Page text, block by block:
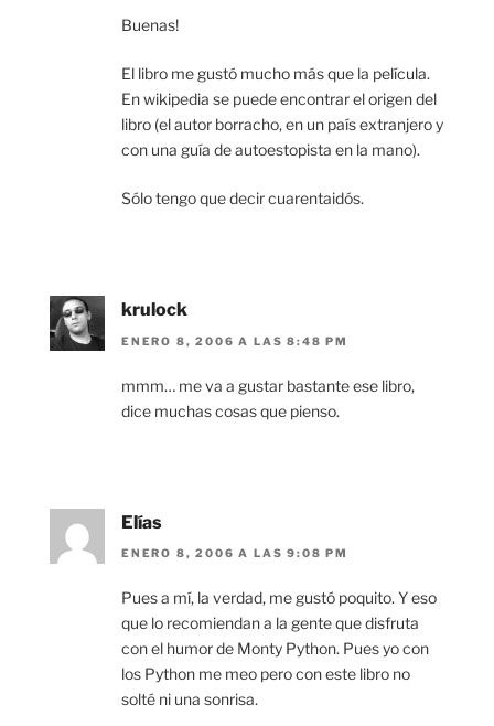
Buenas!
El libro me gustó mucho más que la película.
En wikipedia se puede encontrar el origen del
libro (el autor borracho, en un país extranjero y
con una guía de autoestopista en la mano).
Sólo tengo que decir cuarentaidós.
krulock
ENERO 8, 2006 A LAS 8:48 PM
mmm… me va a gustar bastante ese libro,
dice muchas cosas que pienso.
Elías
ENERO 8, 2006 A LAS 9:08 PM
Pues a mí, la verdad, me gustó poquito. Y eso
que lo recomiendan a la gente que disfruta
con el humor de Monty Python. Pues yo con
los Python me meo pero con este libro no
solté ni una sonrisa.